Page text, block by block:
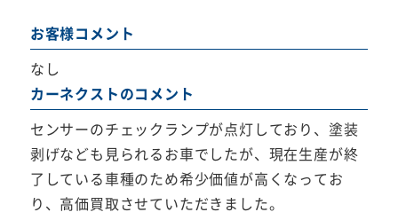
お客様コメント
なし
カーネクストのコメント
センサーのチェックランプが点灯しており、塗装
剥げなども見られるお車でしたが、現在生産が終
了している車種のため希少価値が高くなってお
り、高価買取させていただきました。